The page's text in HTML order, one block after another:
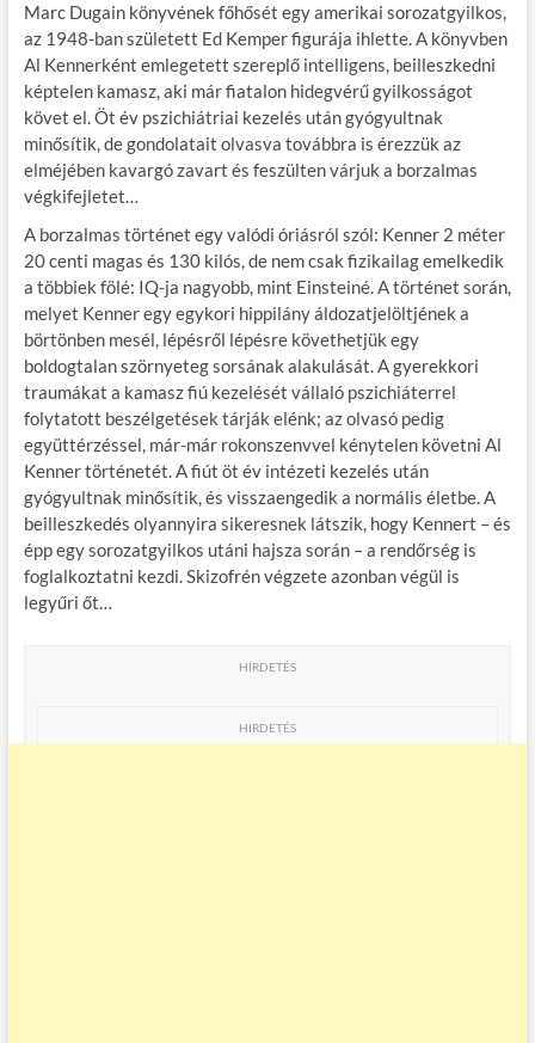
e
b
o
o
k
itt
er
ail m
bl
r
er
es
t
za
m
e
g
Marc Dugain könyvének főhősét egy amerikai sorozatgyilkos,
az 1948-ban született Ed Kemper figurája ihlette. A könyvben
Al Kennerként emlegetett szereplő intelligens, beilleszkedni
képtelen kamasz, aki már fiatalon hidegvérű gyilkosságot
követ el. Öt év pszichiátriai kezelés után gyógyultnak
minősítik, de gondolatait olvasva továbbra is érezzük az
elméjében kavargó zavart és feszülten várjuk a borzalmas
végkifejletet…
A borzalmas történet egy valódi óriásról szól: Kenner 2 méter
20 centi magas és 130 kilós, de nem csak fizikailag emelkedik
a többiek fölé: IQ-ja nagyobb, mint Einsteiné. A történet során,
melyet Kenner egy egykori hippilány áldozatjelöltjének a
börtönben mesél, lépésről lépésre követhetjük egy
boldogtalan szörnyeteg sorsának alakulását. A gyerekkori
traumákat a kamasz fiú kezelését vállaló pszichiáterrel
folytatott beszélgetések tárják elénk; az olvasó pedig
együttérzéssel, már-már rokonszenvvel kénytelen követni Al
Kenner történetét. A fiút öt év intézeti kezelés után
gyógyultnak minősítik, és visszaengedik a normális életbe. A
beilleszkedés olyannyira sikeresnek látszik, hogy Kennert – és
épp egy sorozatgyilkos utáni hajsza során – a rendőrség is
foglalkoztatni kezdi. Skizofrén végzete azonban végül is
legyűri őt…
HIRDETÉS
HIRDETÉS